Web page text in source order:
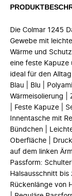
Die Colmar 1245
Gewebe mit
Wärme und
eine feste Kapuze
ideal für den
Blau | Blu |
Wärmeisolierung |
| Feste Kapuze |
Innentasche mit
Bündchen |
Oberfläche |
auf dem linken
Passform:
Halsausschnitt bis
Rückenlänge von